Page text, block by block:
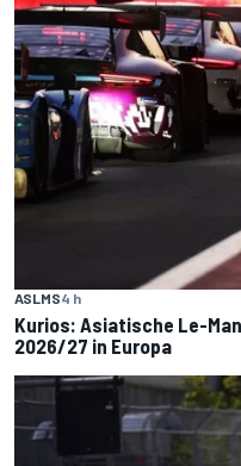
ASLMS4 h
Kurios: Asiatische Le-
2026/27 in Europa